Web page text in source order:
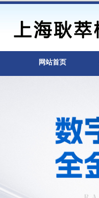
网站首页